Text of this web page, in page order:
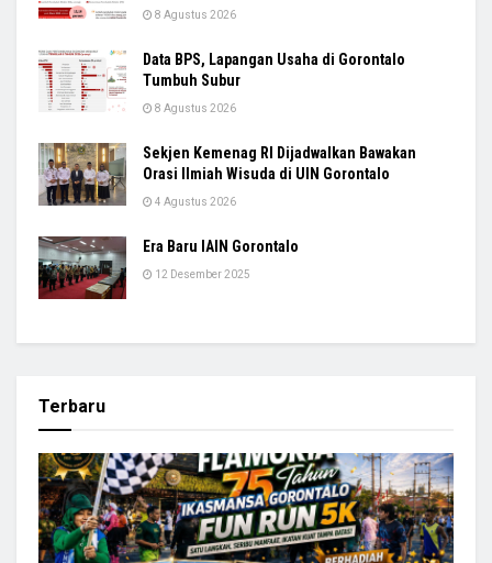
8 Agustus 2026
Data BPS, Lapangan Usaha di Gorontalo
Tumbuh Subur
8 Agustus 2026
Sekjen Kemenag RI Dijadwalkan Bawakan
Orasi Ilmiah Wisuda di UIN Gorontalo
4 Agustus 2026
Era Baru IAIN Gorontalo
12 Desember 2025
Terbaru